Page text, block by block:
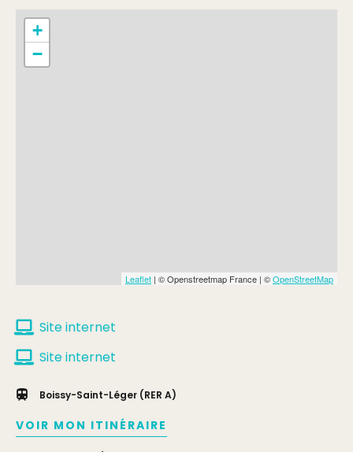
+
−
Leaflet | © Openstreetmap France | ©OpenStreetMap
Site internet
Site internet
Boissy-Saint-Léger (RER A)
VOIR MON ITINÉRAIRE